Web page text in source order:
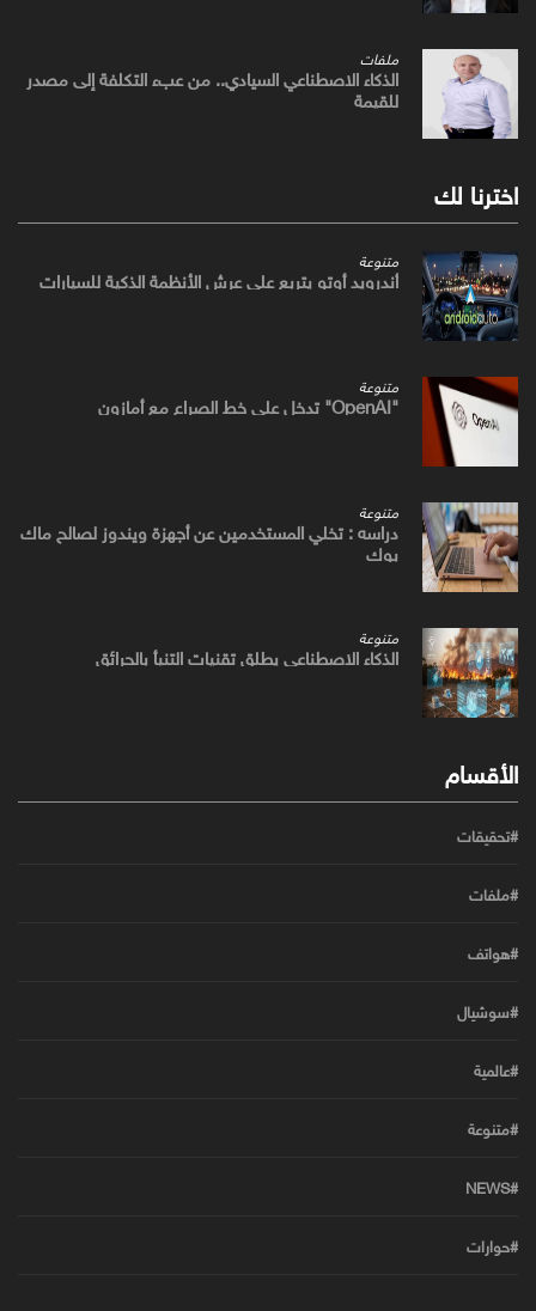
ملفات
الذكاء الاصطناعي السيادي.. من عبء التكلفة إلى مصدر
للقيمة
اخترنا لك
متنوعة
أندرويد أوتو يتربع علي عرش الأنظمة الذكية للسيارات
متنوعة
"OpenAI" تدخل علي خط الصراع مع أمازون
متنوعة
دراسه : تخلي المستخدمين عن أجهزة ويندوز لصالح ماك
بوك
متنوعة
الذكاء الاصطناعي يطلق تقنيات التنبأ بالحرائق
الأقسام
#تحقيقات
#ملفات
#هواتف
#سوشيال
#عالمية
#متنوعة
#NEWS
#حوارات